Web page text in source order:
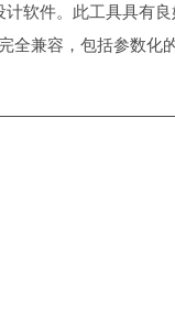
软件。此工具具有
全兼容，包括参数